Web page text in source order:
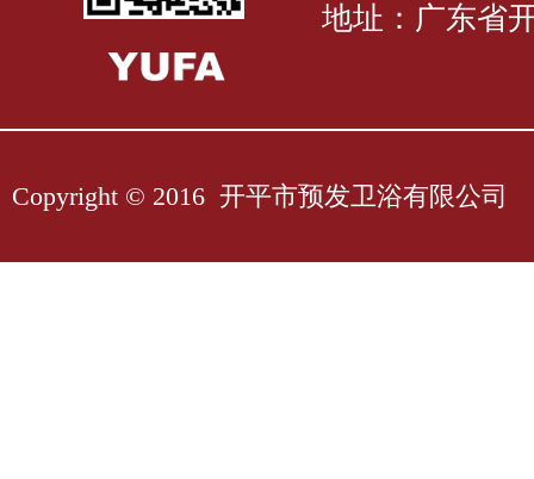
地址：广东省
Copyright © 2016 开平市预发卫浴有限公司